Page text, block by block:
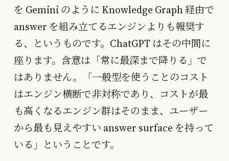
を Gemini のように Knowledge Graph 経由で
answer を組み立てるエンジンよりも報奨す
る、というものです。ChatGPT はその中間に
座ります。含意は「常に最深まで降りる」で
はありません。「一般型を使うことのコスト
はエンジン横断で非対称であり、コストが最
も高くなるエンジン群はそのまま、ユーザー
から最も見えやすい answer surface を持って
いる」ということです。